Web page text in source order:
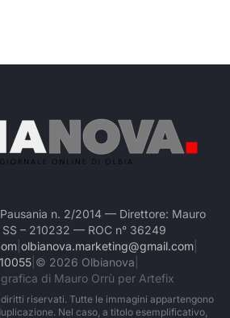
n. 2/2014 — Direttore: Mauro
– 210232 — ROC n° 36249
olbianova.marketing@gmail.com
| © 2026 Olbianova
di Mauro Orrù per Artefix
riservati. Tutte le immagini appartengono
Nel caso, a titolo esemplificativo,